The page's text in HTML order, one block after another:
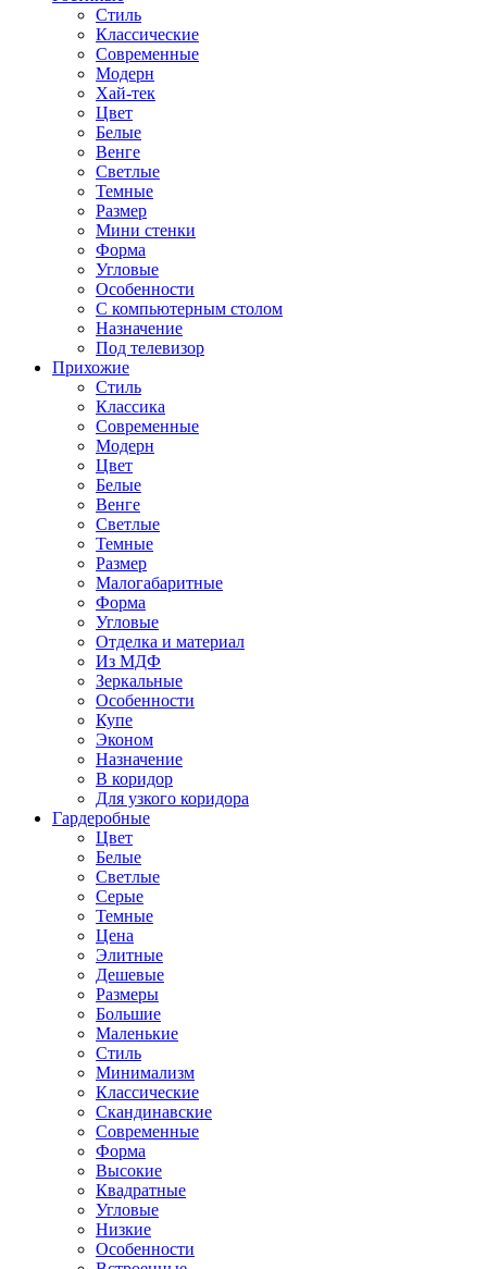
Стиль
Классические
Современные
Модерн
Хай-тек
Цвет
Белые
Венге
Светлые
Темные
Размер
Мини стенки
Форма
Угловые
Особенности
С компьютерным столом
Назначение
Под телевизор
Прихожие
Стиль
Классика
Современные
Модерн
Цвет
Белые
Венге
Светлые
Темные
Размер
Малогабаритные
Форма
Угловые
Отделка и материал
Из МДФ
Зеркальные
Особенности
Купе
Эконом
Назначение
В коридор
Для узкого коридора
Гардеробные
Цвет
Белые
Светлые
Серые
Темные
Цена
Элитные
Дешевые
Размеры
Большие
Маленькие
Стиль
Минимализм
Классические
Скандинавские
Современные
Форма
Высокие
Квадратные
Угловые
Низкие
Особенности